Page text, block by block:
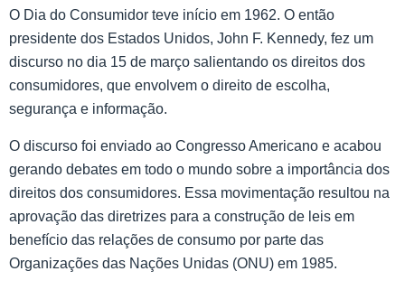
O Dia do Consumidor teve início em 1962. O então
presidente dos Estados Unidos, John F. Kennedy, fez um
discurso no dia 15 de março salientando os direitos dos
consumidores, que envolvem o direito de escolha,
segurança e informação.
O discurso foi enviado ao Congresso Americano e acabou
gerando debates em todo o mundo sobre a importância dos
direitos dos consumidores. Essa movimentação resultou na
aprovação das diretrizes para a construção de leis em
benefício das relações de consumo por parte das
Organizações das Nações Unidas (ONU) em 1985.